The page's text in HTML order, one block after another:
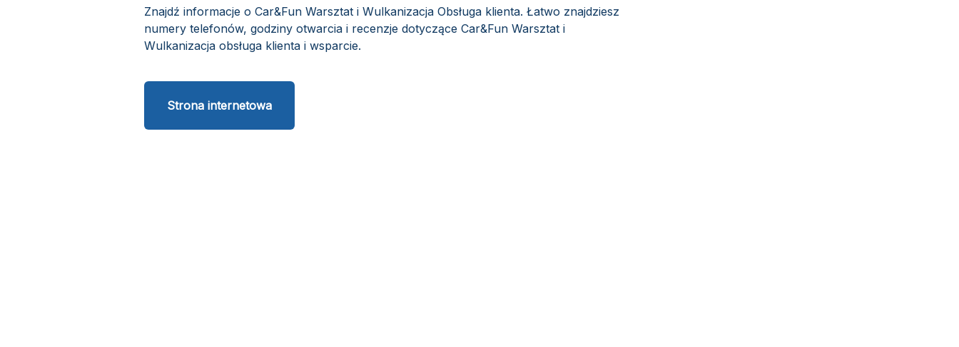
Znajdź informacje o Car&Fun Warsztat i Wulkanizacja Obsługa klienta. Łatwo znajdziesz
numery telefonów, godziny otwarcia i recenzje dotyczące Car&Fun Warsztat i
Wulkanizacja obsługa klienta i wsparcie.
Strona internetowa